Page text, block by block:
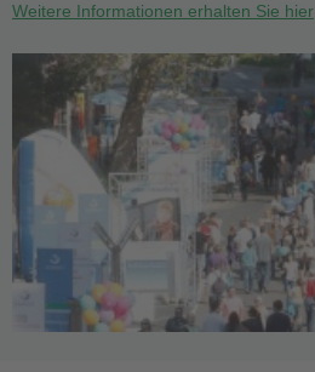
Weitere Informationen erhalten Sie hier